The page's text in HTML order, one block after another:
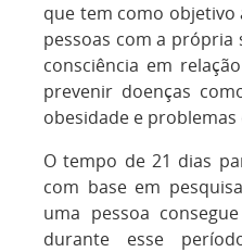
que tem como
pessoas com a própria
consciência em
prevenir doenças
obesidade e problemas
O tempo de 21 dias
com base em
uma pessoa
durante esse